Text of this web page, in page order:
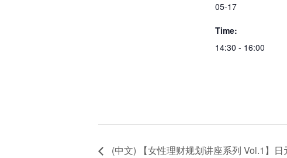
05-17
Time:
14:30 - 16:00
(中文) 【女性理财规划讲座系列 Vol.1】